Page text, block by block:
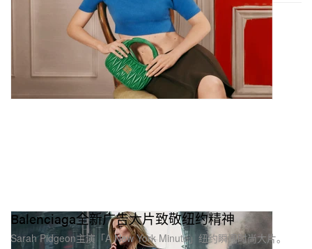
Balenciaga全新广告大片致敬纽约精神
Sarah Pidgeon主演「A New York Minute」纽约瞬间时尚大片。